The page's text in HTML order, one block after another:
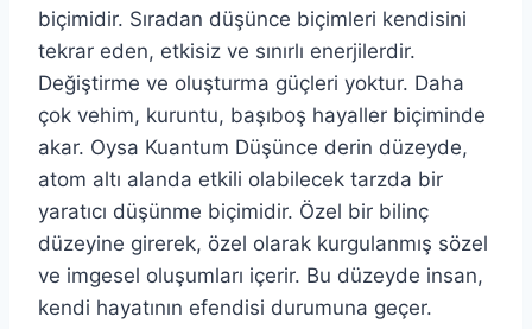
biçimidir. Sıradan düşünce biçimleri kendisini
tekrar eden, etkisiz ve sınırlı enerjilerdir.
Değiştirme ve oluşturma güçleri yoktur. Daha
çok vehim, kuruntu, başıboş hayaller biçiminde
akar. Oysa Kuantum Düşünce derin düzeyde,
atom altı alanda etkili olabilecek tarzda bir
yaratıcı düşünme biçimidir. Özel bir bilinç
düzeyine girerek, özel olarak kurgulanmış sözel
ve imgesel oluşumları içerir. Bu düzeyde insan,
kendi hayatının efendisi durumuna geçer.